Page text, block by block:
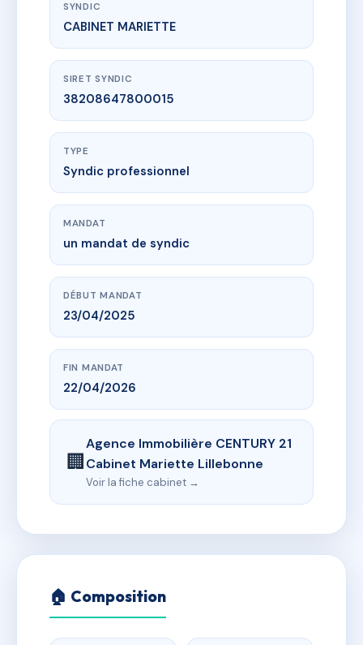
SYNDIC
CABINET MARIETTE
SIRET SYNDIC
38208647800015
TYPE
Syndic professionnel
MANDAT
un mandat de syndic
DÉBUT MANDAT
23/04/2025
FIN MANDAT
22/04/2026
🏢
Agence Immobilière CENTURY 21
Cabinet Mariette Lillebonne
Voir la fiche cabinet →
🏠 Composition